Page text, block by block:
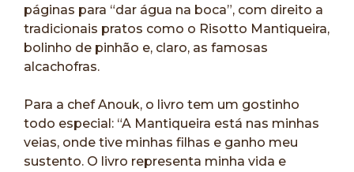
páginas para “dar água na boca”, com direito a
tradicionais pratos como o Risotto Mantiqueira,
bolinho de pinhão e, claro, as famosas
alcachofras.
Para a chef Anouk, o livro tem um gostinho
todo especial: “A Mantiqueira está nas minhas
veias, onde tive minhas filhas e ganho meu
sustento. O livro representa minha vida e